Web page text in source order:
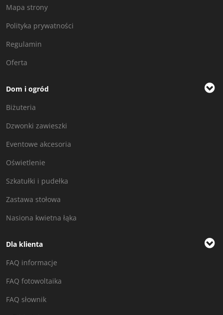
Mapa strony
Polityka prywatności
Regulamin
Oferta
Dom i ogród
Biżuteria
Dzwonki zawieszki
Eventowe akcesoria
Oświetlenie
Szkatułki i pudełka
Zastawa stołowa
Nasiona kwietna łąka
Dla klienta
FAQ informacje
FAQ fotowoltaika
FAQ słownik